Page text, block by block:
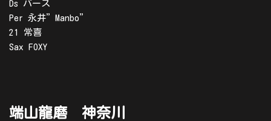
Ds バース
Per 永井”Manbo”
21 常喜
Sax FOXY
端山龍磨 神奈川